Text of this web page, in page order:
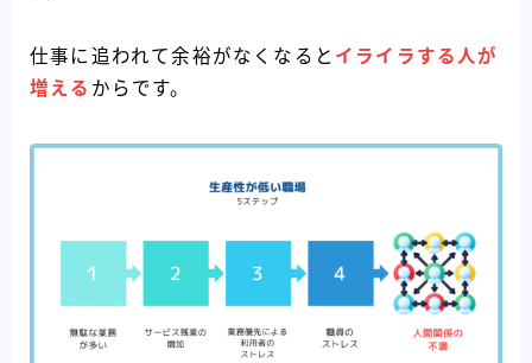
仕事に追われて余裕がなくなると イライラする人が
増える からです。